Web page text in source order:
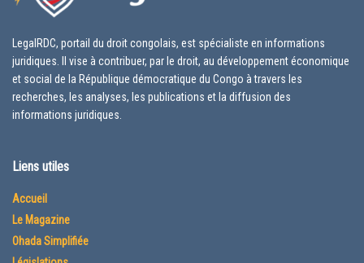
LegalRDC, portail du droit congolais, est spécialiste en informations
juridiques. Il vise à contribuer, par le droit, au développement économique
et social de la République démocratique du Congo à travers les
recherches, les analyses, les publications et la diffusion des
informations juridiques.
Liens utiles
Accueil
Le Magazine
Ohada Simplifiée